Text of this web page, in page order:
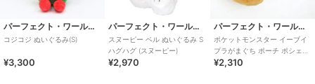
パーフェクト・ワールド・トーキョー
コジコジ ぬいぐるみ(S)
¥3,300
パーフェクト・ワールド・トーキョー
スヌーピー ベル ぬいぐるみ S
ハグハグ (スヌーピー)
¥2,970
パーフェクト・ワールド・トーキョー
ポケットモンスター イーブイ
プラがまぐち ポーチ ポシェッ
ト ぬいぐるみ ブラウン
¥2,310